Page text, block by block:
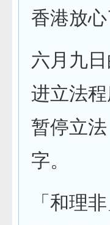
香港放心
六月九
进立法
暂停立
字。
「和理